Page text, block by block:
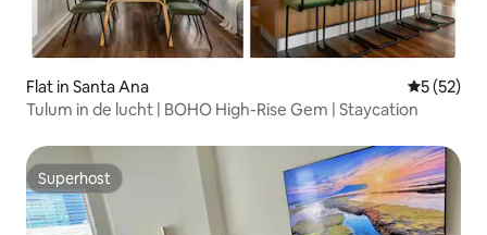
Flat in Santa Ana
5 (52)
Tulum in de lucht | BOHO High-Rise Gem | Staycation
Superhost
Superhost